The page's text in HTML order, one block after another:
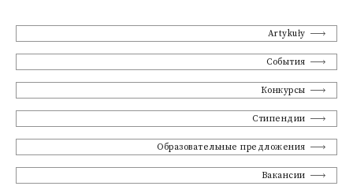
Artykuły
События
Конкурсы
Стипендии
Образовательные предложения
Вакансии